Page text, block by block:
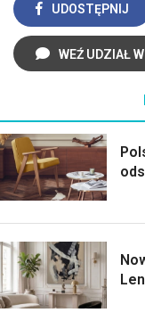
UDOSTĘPNIJ
WEŹ UDZIAŁ